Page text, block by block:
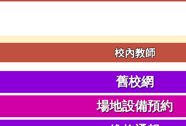
校內教師
舊校網
場地設備預約